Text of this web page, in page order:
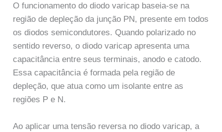
O funcionamento do diodo varicap baseia-se na
região de depleção da junção PN, presente em todos
os diodos semicondutores. Quando polarizado no
sentido reverso, o diodo varicap apresenta uma
capacitância entre seus terminais, anodo e catodo.
Essa capacitância é formada pela região de
depleção, que atua como um isolante entre as
regiões P e N.
Ao aplicar uma tensão reversa no diodo varicap, a